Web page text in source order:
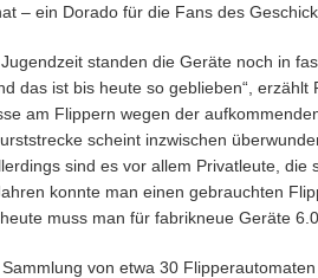
– ein Dorado für die Fans des
Jugendzeit standen die Geräte noch in
das ist bis heute so geblieben“,
am Flippern wegen der
scheint inzwischen
sind es vor allem Privatleute, die
konnte man einen gebrauchten
muss man für fabrikneue Geräte
von etwa 30